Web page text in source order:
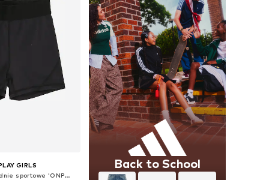
GIRLS
Normalny krój Spodnie sportowe 'ONPGIL-2-LANA'
Back to School